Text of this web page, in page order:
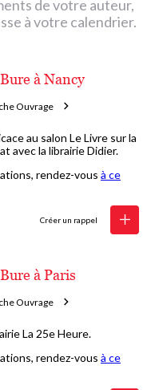
de votre auteur,
à votre calendrier.
à Nancy
Ouvrage
au salon Le Livre sur la
avec la librairie Didier.
rendez-vous à ce
Créer un rappel
à Paris
Ouvrage
La 25e Heure.
rendez-vous à ce